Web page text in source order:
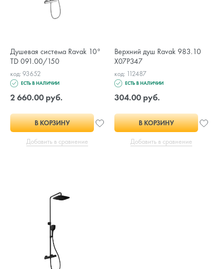
Душевая система Ravak 10°
TD 091.00/150
код: 93652
ЕСТЬ В НАЛИЧИИ
2 660.00 руб.
В КОРЗИНУ
Добавить в сравнение
Верхний душ Ravak 983.10
X07P347
код: 112487
ЕСТЬ В НАЛИЧИИ
304.00 руб.
В КОРЗИНУ
Добавить в сравнение